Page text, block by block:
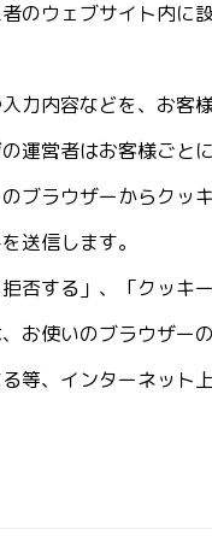
のウェブサイト内に
力内容などを、お客
運営者はお客様ごと
ブラウザーからクッ
送信します。
否する」、「クッキ
お使いのブラウザー
等、インターネット